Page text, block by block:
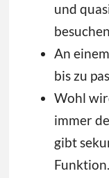
und
An
bis zu
Wohl
immer
gibt
Funktion.